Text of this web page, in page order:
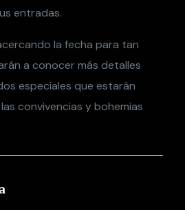
entradas.
la fecha para tan
a conocer más detalles
especiales que estarán
convivencias y bohemias